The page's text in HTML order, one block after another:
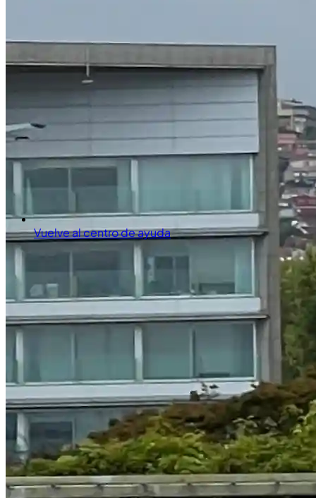
Vuelve al centro de ayuda